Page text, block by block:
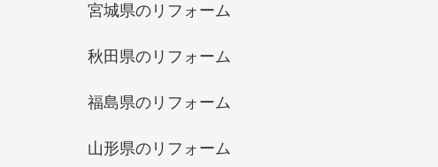
宮城県のリフォーム
秋田県のリフォーム
福島県のリフォーム
山形県のリフォーム